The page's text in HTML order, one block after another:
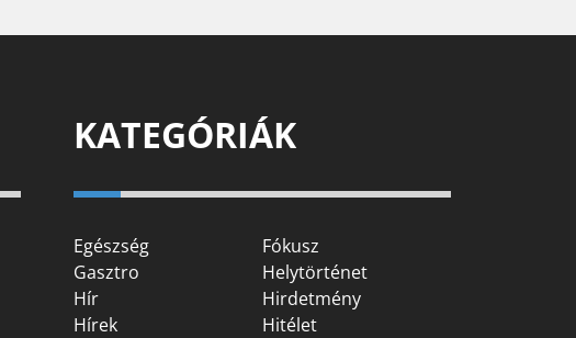
KATEGÓRIÁK
Egészség
Fókusz
Gasztro
Helytörténet
Hír
Hirdetmény
Hírek
Hitélet